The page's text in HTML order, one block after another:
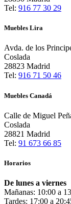
Tel: 916 77 30 29
Muebles Lira
Avda. de los
Coslada
28823 Madrid
Tel: 916 71 50 46
Muebles Canadá
Calle de Miguel
Coslada
28821 Madrid
Tel: 91 673 66 85
Horarios
De lunes a viernes
Mañanas: 10:00 a
Tardes: 17:00 a